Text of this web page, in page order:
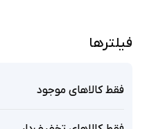
فیلتر‌ها
فقط کالاهای موجود